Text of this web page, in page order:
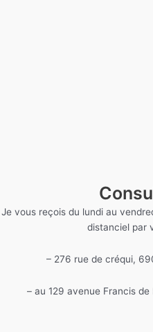
Je vous reçois du lundi au
distanciel par
– 276 rue de créqui,
– au 129 avenue Francis